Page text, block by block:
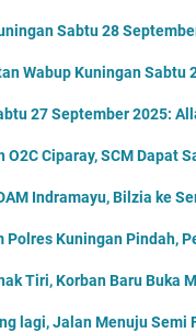
Sabtu 28
Wabup Kuningan Sabtu
27 September 2025:
O2C Ciparay, SCM Dapat
Indramayu, Bilzia ke
Polres Kuningan Pindah,
Tiri, Korban Baru Buka
lagi, Jalan Menuju Semi